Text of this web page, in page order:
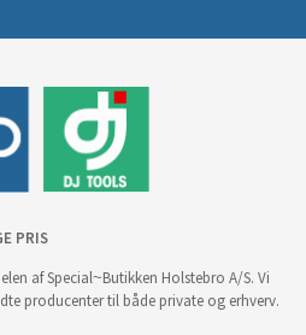
PRIS
af Special~Butikken Holstebro A/S. Vi
producenter til både private og erhverv.